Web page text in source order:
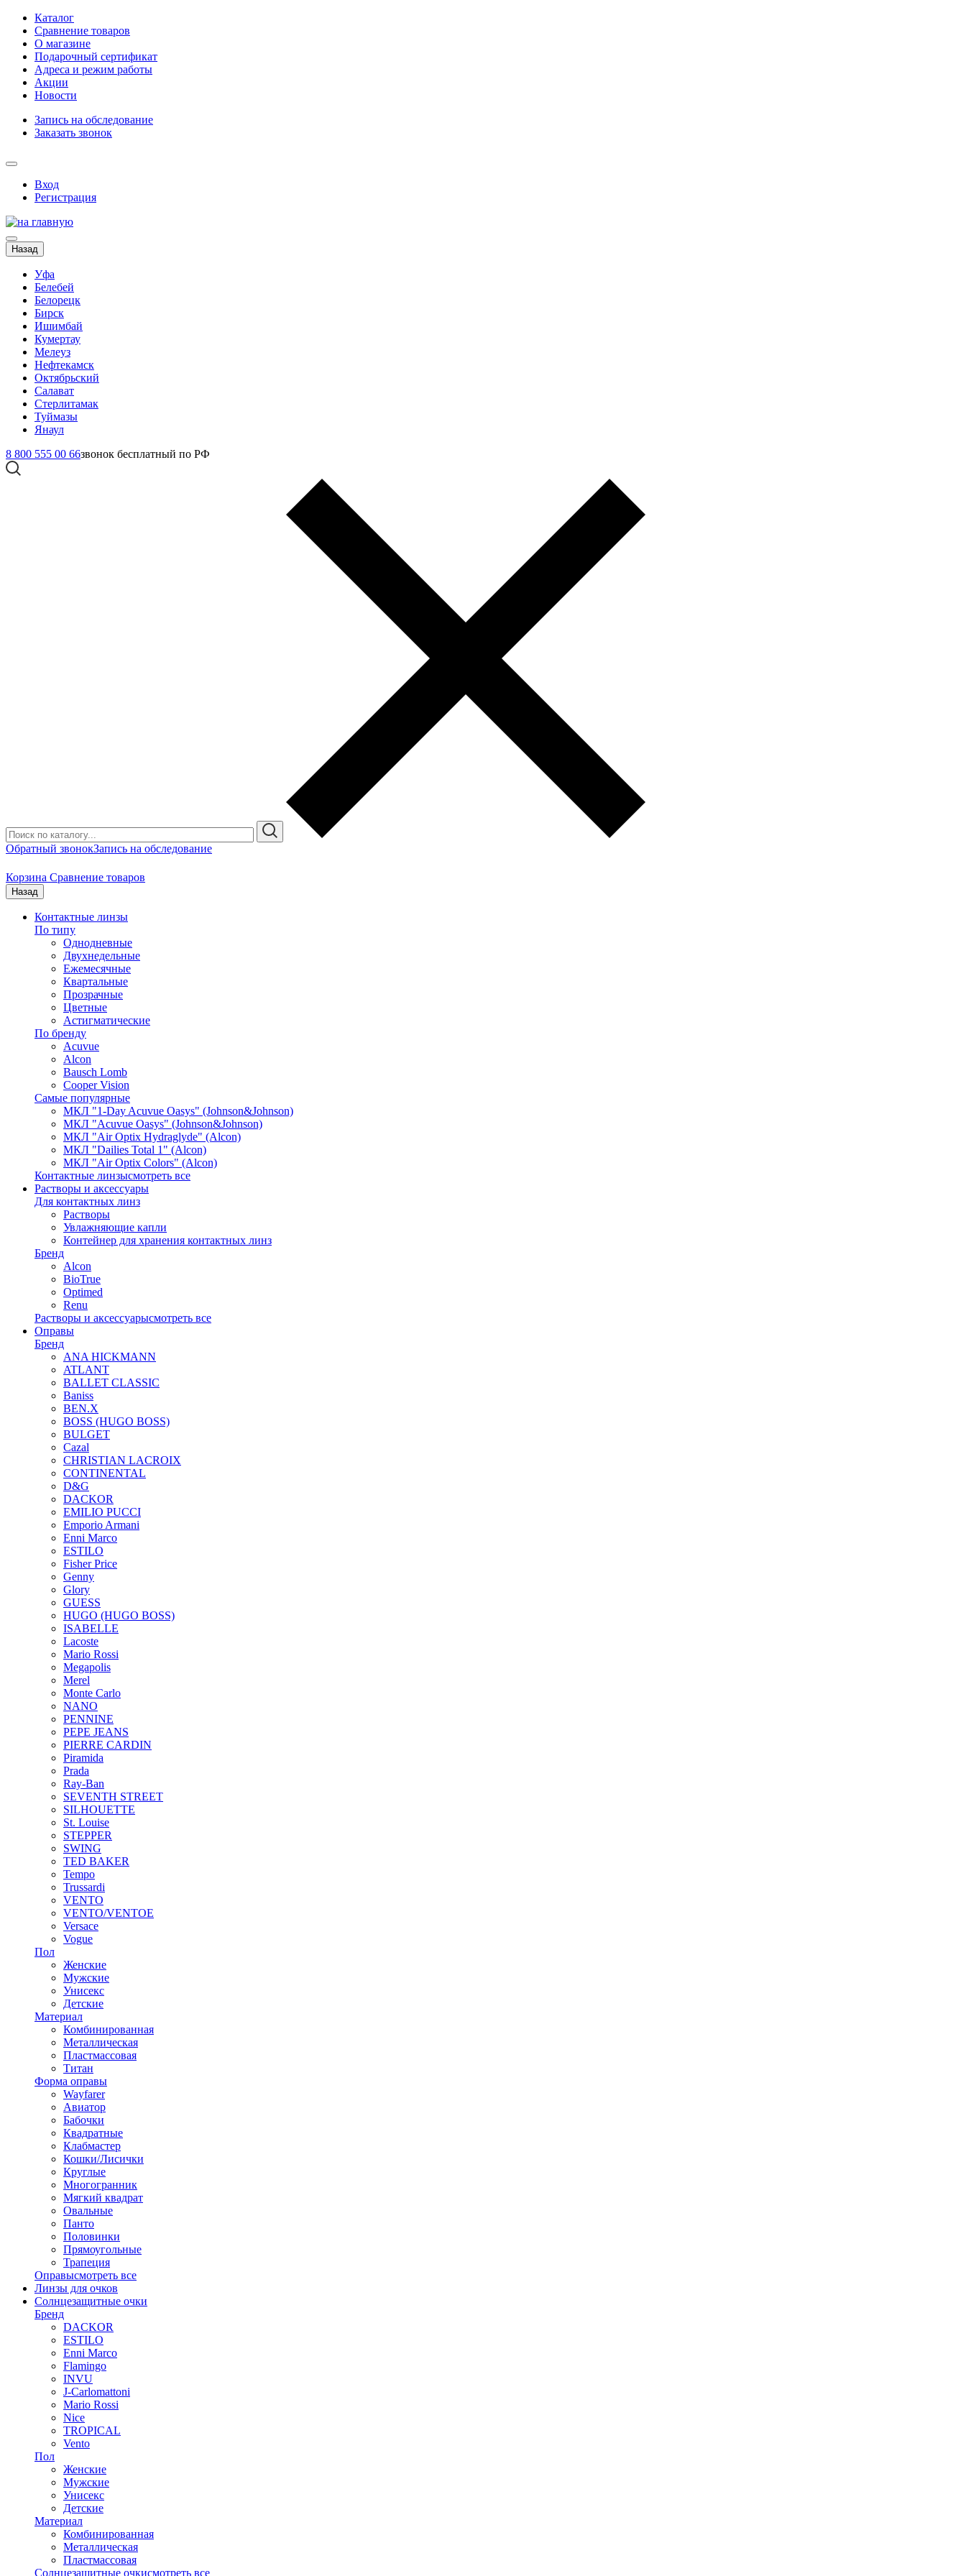
Каталог
Сравнение товаров
О магазине
Подарочный сертификат
Адреса и режим работы
Акции
Новости
Запись на обследование
Заказать звонок
Вход
Регистрация
Назад
Уфа
Белебей
Белорецк
Бирск
Ишимбай
Кумертау
Мелеуз
Нефтекамск
Октябрьский
Салават
Стерлитамак
Туймазы
Янаул
8 800 555 00 66звонок бесплатный по РФ
Обратный звонокЗапись на обследование
Корзина Сравнение товаров
Назад
Контактные линзы
По типу
Однодневные
Двухнедельные
Ежемесячные
Квартальные
Прозрачные
Цветные
Астигматические
По бренду
Acuvue
Alcon
Bausch Lomb
Cooper Vision
Самые популярные
МКЛ "1-Day Acuvue Oasys" (Johnson&Johnson)
МКЛ "Acuvue Oasys" (Johnson&Johnson)
МКЛ "Air Optix Hydraglyde" (Alcon)
МКЛ "Dailies Total 1" (Alcon)
МКЛ "Air Optix Colors" (Alcon)
Контактные линзысмотреть все
Растворы и аксессуары
Для контактных линз
Растворы
Увлажняющие капли
Контейнер для хранения контактных линз
Бренд
Alcon
BioTrue
Optimed
Renu
Растворы и аксессуарысмотреть все
Оправы
Бренд
ANA HICKMANN
ATLANT
BALLET CLASSIC
Baniss
BEN.X
BOSS (HUGO BOSS)
BULGET
Cazal
CHRISTIAN LACROIX
CONTINENTAL
D&G
DACKOR
EMILIO PUCCI
Emporio Armani
Enni Marco
ESTILO
Fisher Price
Genny
Glory
GUESS
HUGO (HUGO BOSS)
ISABELLE
Lacoste
Mario Rossi
Megapolis
Merel
Monte Carlo
NANO
PENNINE
PEPE JEANS
PIERRE CARDIN
Piramida
Prada
Ray-Ban
SEVENTH STREET
SILHOUETTE
St. Louise
STEPPER
SWING
TED BAKER
Tempo
Trussardi
VENTO
VENTO/VENTOE
Versace
Vogue
Пол
Женские
Мужские
Унисекс
Детские
Материал
Комбинированная
Металлическая
Пластмассовая
Титан
Форма оправы
Wayfarer
Авиатор
Бабочки
Квадратные
Клабмастер
Кошки/Лисички
Круглые
Многогранник
Мягкий квадрат
Овальные
Панто
Половинки
Прямоугольные
Трапеция
Оправысмотреть все
Линзы для очков
Солнцезащитные очки
Бренд
DACKOR
ESTILO
Enni Marco
Flamingo
INVU
J-Carlomattoni
Mario Rossi
Nice
TROPICAL
Vento
Пол
Женские
Мужские
Унисекс
Детские
Материал
Комбинированная
Металлическая
Пластмассовая
Солнцезащитные очкисмотреть все